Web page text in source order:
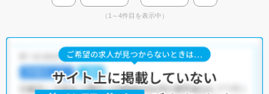
（1～4件目を表示中）